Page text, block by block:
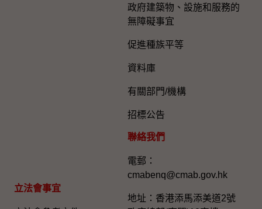
立法會事宜
政府建築物、設施和服務的
無障礙事宜
促進種族平等
資料庫
有關部門/機構
招標公告
聯絡我們
電郵：
cmabenq@cmab.gov.hk​
地址：香港添馬添美道2號